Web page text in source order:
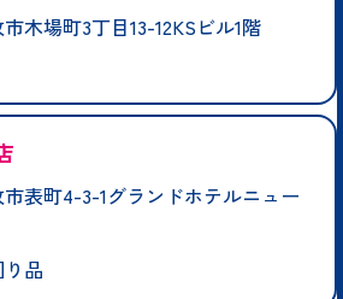
木場町3丁目13-12KSビル1階
表町4-3-1グランドホテルニュー
品